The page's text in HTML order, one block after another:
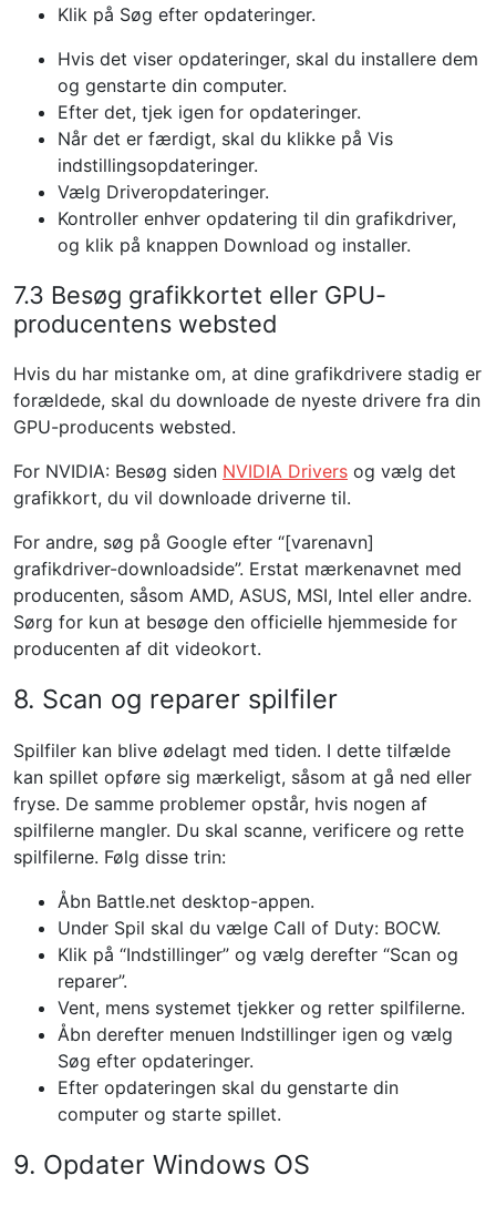
Klik på Søg efter opdateringer.
Hvis det viser opdateringer, skal du installere dem
og genstarte din computer.
Efter det, tjek igen for opdateringer.
Når det er færdigt, skal du klikke på Vis
indstillingsopdateringer.
Vælg Driveropdateringer.
Kontroller enhver opdatering til din grafikdriver,
og klik på knappen Download og installer.
7.3 Besøg grafikkortet eller GPU-
producentens websted
Hvis du har mistanke om, at dine grafikdrivere stadig er
forældede, skal du downloade de nyeste drivere fra din
GPU-producents websted.
For NVIDIA: Besøg siden NVIDIA Drivers og vælg det
grafikkort, du vil downloade driverne til.
For andre, søg på Google efter “[varenavn]
grafikdriver-downloadside”. Erstat mærkenavnet med
producenten, såsom AMD, ASUS, MSI, Intel eller andre.
Sørg for kun at besøge den officielle hjemmeside for
producenten af ​​dit videokort.
8. Scan og reparer spilfiler
Spilfiler kan blive ødelagt med tiden. I dette tilfælde
kan spillet opføre sig mærkeligt, såsom at gå ned eller
fryse. De samme problemer opstår, hvis nogen af ​​
spilfilerne mangler. Du skal scanne, verificere og rette
spilfilerne. Følg disse trin:
Åbn Battle.net desktop-appen.
Under Spil skal du vælge Call of Duty: BOCW.
Klik på “Indstillinger” og vælg derefter “Scan og
reparer”.
Vent, mens systemet tjekker og retter spilfilerne.
Åbn derefter menuen Indstillinger igen og vælg
Søg efter opdateringer.
Efter opdateringen skal du genstarte din
computer og starte spillet.
9. Opdater Windows OS